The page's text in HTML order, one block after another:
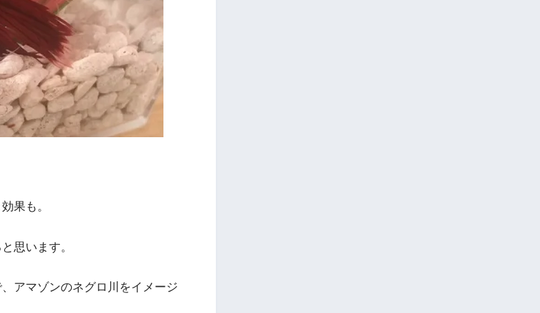
果も。
思います。
アマゾンのネグロ川をイメージ